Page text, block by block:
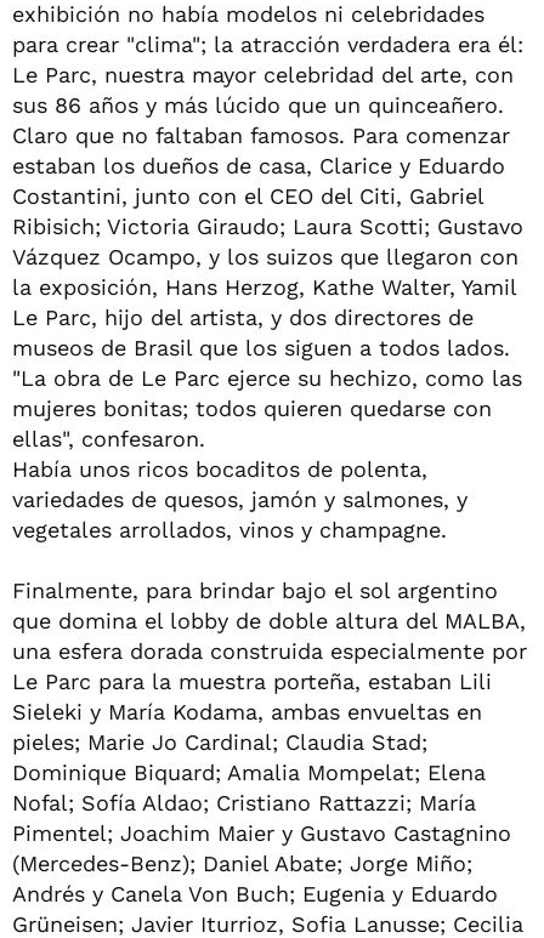
exhibición no había modelos ni celebridades
para crear "clima"; la atracción verdadera era él:
Le Parc, nuestra mayor celebridad del arte, con
sus 86 años y más lúcido que un quinceañero.
Claro que no faltaban famosos. Para comenzar
estaban los dueños de casa, Clarice y Eduardo
Costantini, junto con el CEO del Citi, Gabriel
Ribisich; Victoria Giraudo; Laura Scotti; Gustavo
Vázquez Ocampo, y los suizos que llegaron con
la exposición, Hans Herzog, Kathe Walter, Yamil
Le Parc, hijo del artista, y dos directores de
museos de Brasil que los siguen a todos lados.
"La obra de Le Parc ejerce su hechizo, como las
mujeres bonitas; todos quieren quedarse con
ellas", confesaron.
Había unos ricos bocaditos de polenta,
variedades de quesos, jamón y salmones, y
vegetales arrollados, vinos y champagne.
Finalmente, para brindar bajo el sol argentino
que domina el lobby de doble altura del MALBA,
una esfera dorada construida especialmente por
Le Parc para la muestra porteña, estaban Lili
Sieleki y María Kodama, ambas envueltas en
pieles; Marie Jo Cardinal; Claudia Stad;
Dominique Biquard; Amalia Mompelat; Elena
Nofal; Sofía Aldao; Cristiano Rattazzi; María
Pimentel; Joachim Maier y Gustavo Castagnino
(Mercedes-Benz); Daniel Abate; Jorge Miño;
Andrés y Canela Von Buch; Eugenia y Eduardo
Grüneisen; Javier Iturrioz, Sofia Lanusse; Cecilia